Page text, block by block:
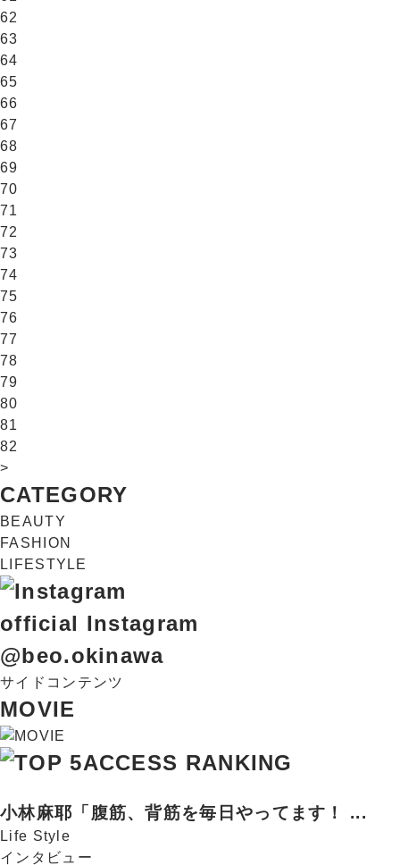
62
63
64
65
66
67
68
69
70
71
72
73
74
75
76
77
78
79
80
81
82
>
CATEGORY
BEAUTY
FASHION
LIFESTYLE
official Instagram
@beo.okinawa
サイドコンテンツ
MOVIE
ACCESS RANKING
小林麻耶「腹筋、背筋を毎日やってます！ ...
Life Style
インタビュー